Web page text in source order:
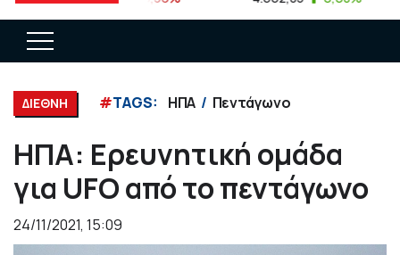
ΔΙΕΘΝΗ #TAGS: ΗΠΑ Πεντάγωνο
ΗΠΑ: Ερευνητική ομάδα
για UFO από το πεντάγωνο
24/11/2021, 15:09